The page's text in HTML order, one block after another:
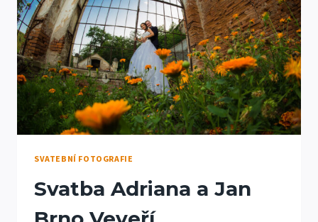
SVATEBNÍ FOTOGRAFIE
Svatba Adriana a Jan